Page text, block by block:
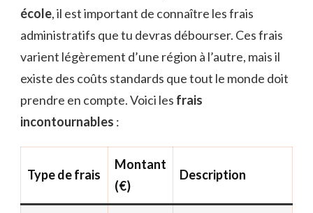
école, il est important de connaître les frais
administratifs que tu devras débourser. Ces frais
varient légèrement d’une région à l’autre, mais il
existe des coûts standards que tout le monde doit
prendre en compte. Voici les frais
incontournables :
Type de frais
Montant
(€)
Description